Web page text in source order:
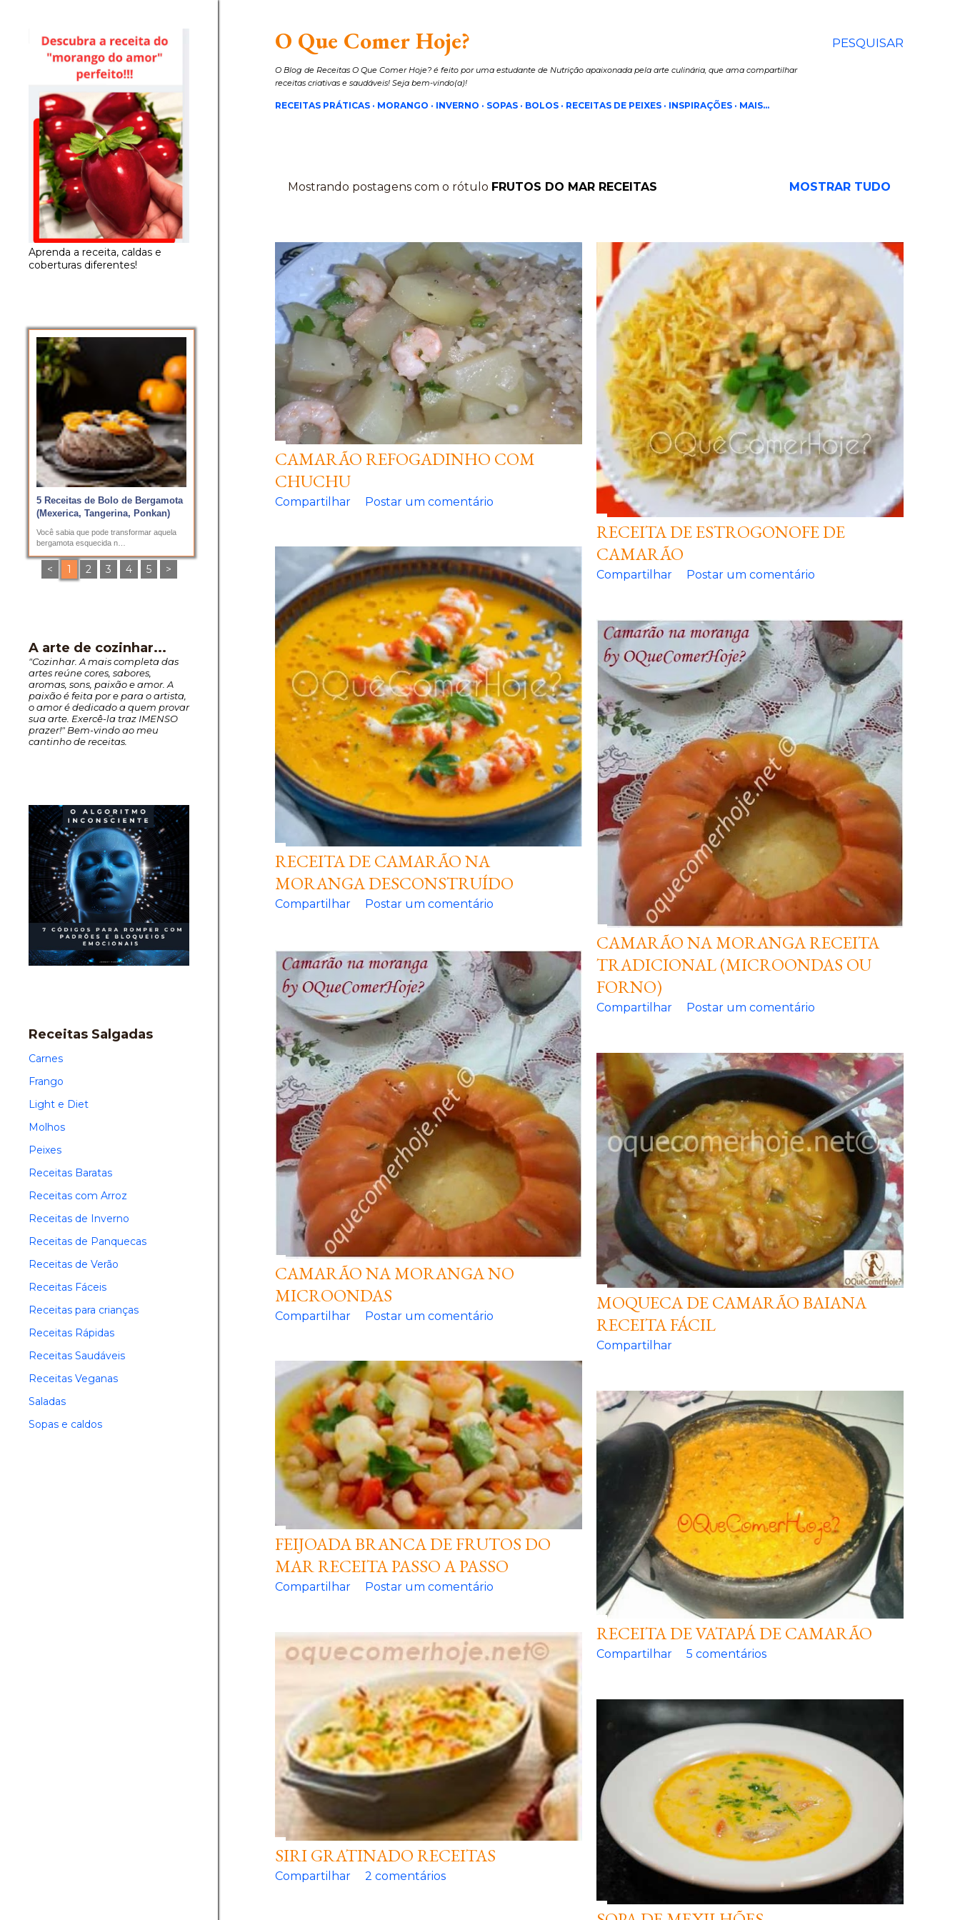
PESQUISAR
O Que Comer Hoje?
O Blog de Receitas O Que Comer Hoje? é feito por uma estudante de Nutrição apaixonada pela arte culinária, que ama compartilhar
receitas criativas e saudáveis! Seja bem-vindo(a)!
RECEITAS PRÁTICAS MORANGO INVERNO SOPAS BOLOS RECEITAS DE PEIXES INSPIRAÇÕES MAIS…
s
t
a
g
e
n
Mostrando postagens com o rótulo FRUTOS DO MAR RECEITAS MOSTRAR TUDO
CAMARÃO REFOGADINHO COM
CHUCHU
Compartilhar Postar um comentário
RECEITA DE ESTROGONOFE DE
CAMARÃO
Compartilhar Postar um comentário
RECEITA DE CAMARÃO NA
MORANGA DESCONSTRUÍDO
Compartilhar Postar um comentário
CAMARÃO NA MORANGA RECEITA
TRADICIONAL (MICROONDAS OU
FORNO)
Compartilhar Postar um comentário
CAMARÃO NA MORANGA NO
MICROONDAS
Compartilhar Postar um comentário
MOQUECA DE CAMARÃO BAIANA
RECEITA FÁCIL
Compartilhar
FEIJOADA BRANCA DE FRUTOS DO
MAR RECEITA PASSO A PASSO
Compartilhar Postar um comentário
RECEITA DE VATAPÁ DE CAMARÃO
Compartilhar 5 comentários
SIRI GRATINADO RECEITAS
Compartilhar 2 comentários
Aprenda a receita, caldas e
coberturas diferentes!
5 Receitas de Bolo de Bergamota
(Mexerica, Tangerina, Ponkan)
Você sabia que pode transformar aquela
bergamota esquecida n…
< 1 2 3 4 5 >
A arte de cozinhar...
"Cozinhar. A mais completa das
artes reúne cores, sabores,
aromas, sons, paixão e amor. A
paixão é feita por e para o artista,
o amor é dedicado a quem provar
sua arte. Exercê-la traz IMENSO
prazer!" Bem-vindo ao meu
cantinho de receitas.
Receitas Salgadas
Carnes
Frango
Light e Diet
Molhos
Peixes
Receitas Baratas
Receitas com Arroz
Receitas de Inverno
Receitas de Panquecas
Receitas de Verão
Receitas Fáceis
Receitas para crianças
Receitas Rápidas
Receitas Saudáveis
Receitas Veganas
Saladas
Sopas e caldos